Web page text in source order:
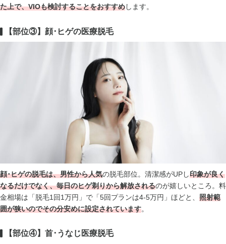
た上で、VIOも検討することをおすすめします。
【部位③】顔･ヒゲの医療脱毛
顔･ヒゲの脱毛は、男性から人気の脱毛部位。清潔感がUPし印象が良く
なるだけでなく、毎日のヒゲ剃りから解放されるのが嬉しいところ。料
金相場は「脱毛1回1万円」で「5回プランは4-5万円」ほどと、 照射範
囲が狭いのでその分安めに設定されています。
【部位④】首･うなじ医療脱毛